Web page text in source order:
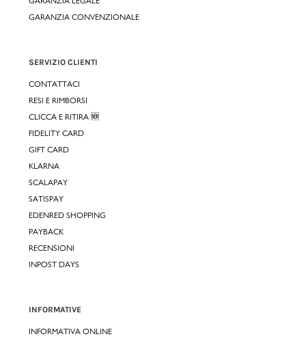
GARANZIA CONVENZIONALE
SERVIZIO CLIENTI
CONTATTACI
RESI E RIMBORSI
CLICCA E RITIRA 🆕
FIDELITY CARD
GIFT CARD
KLARNA
SCALAPAY
SATISPAY
EDENRED SHOPPING
PAYBACK
RECENSIONI
INPOST DAYS
INFORMATIVE
INFORMATIVA ONLINE